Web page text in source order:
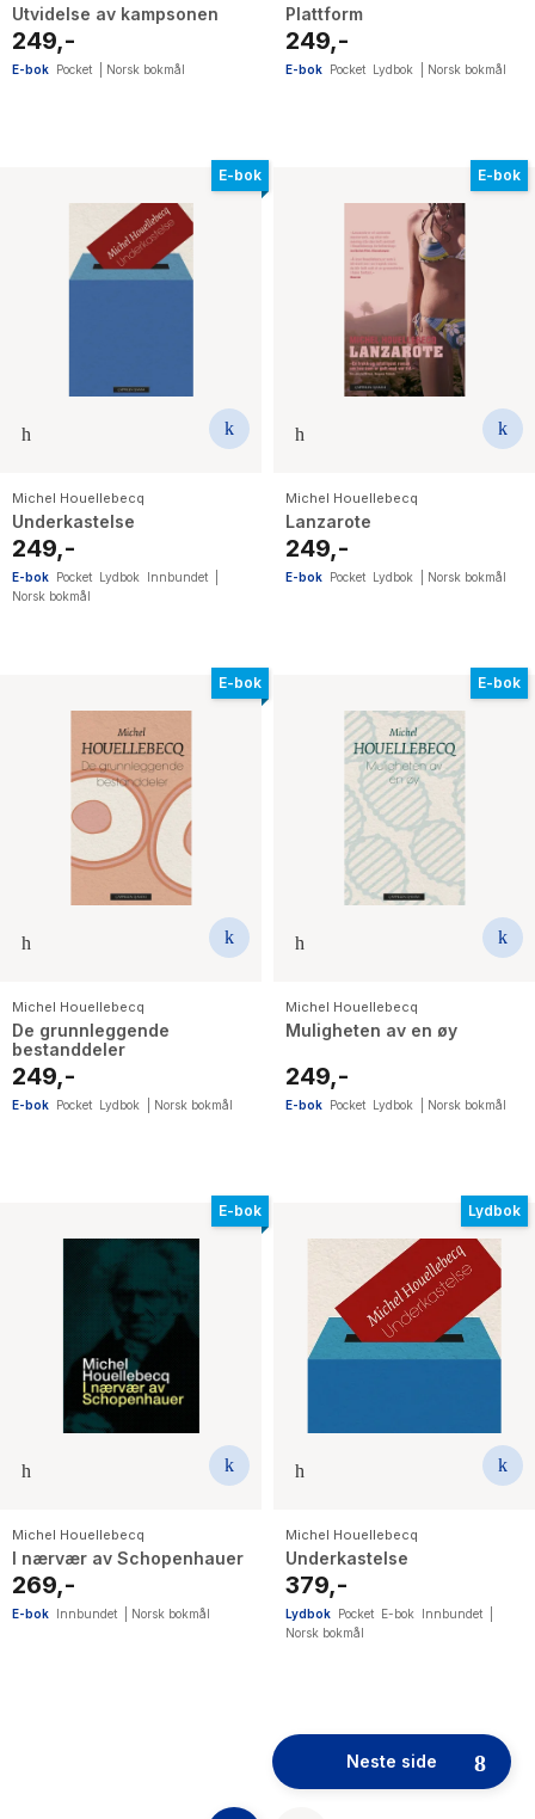
Utvidelse av kampsonen
249,-
E-bok Pocket Norsk bokmål
Plattform
249,-
E-bok Pocket Lydbok Norsk bokmål
E-bok
Michel Houellebecq
Underkastelse
249,-
E-bok Pocket Lydbok Innbundet
Norsk bokmål
E-bok
Michel Houellebecq
Lanzarote
249,-
E-bok Pocket Lydbok Norsk bokmål
E-bok
Michel Houellebecq
De grunnleggende
bestanddeler
249,-
E-bok Pocket Lydbok Norsk bokmål
E-bok
Michel Houellebecq
Muligheten av en øy
249,-
E-bok Pocket Lydbok Norsk bokmål
E-bok
Michel Houellebecq
I nærvær av Schopenhauer
269,-
E-bok Innbundet Norsk bokmål
Lydbok
Michel Houellebecq
Underkastelse
379,-
Lydbok Pocket E-bok Innbundet
Norsk bokmål
Neste side